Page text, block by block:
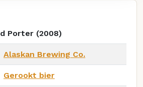
Porter (2008)
Alaskan Brewing Co.
Gerookt bier